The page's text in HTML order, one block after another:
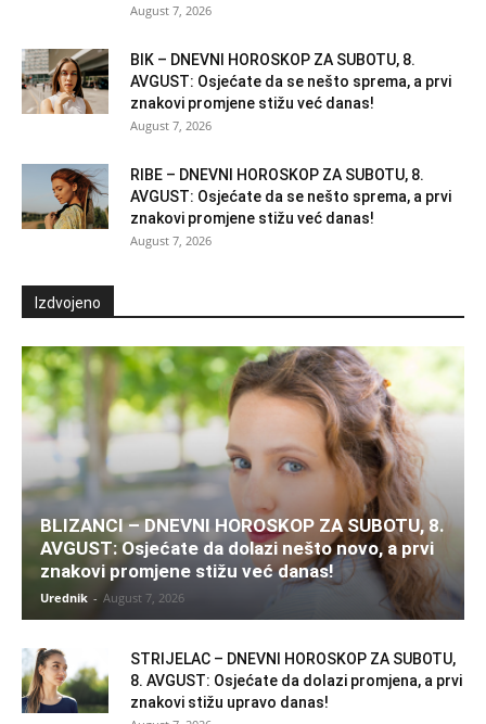
August 7, 2026
BIK – DNEVNI HOROSKOP ZA SUBOTU, 8.
AVGUST: Osjećate da se nešto sprema, a prvi
znakovi promjene stižu već danas!
August 7, 2026
RIBE – DNEVNI HOROSKOP ZA SUBOTU, 8.
AVGUST: Osjećate da se nešto sprema, a prvi
znakovi promjene stižu već danas!
August 7, 2026
Izdvojeno
BLIZANCI – DNEVNI HOROSKOP ZA SUBOTU, 8.
AVGUST: Osjećate da dolazi nešto novo, a prvi
znakovi promjene stižu već danas!
Urednik - August 7, 2026
STRIJELAC – DNEVNI HOROSKOP ZA SUBOTU,
8. AVGUST: Osjećate da dolazi promjena, a prvi
znakovi stižu upravo danas!